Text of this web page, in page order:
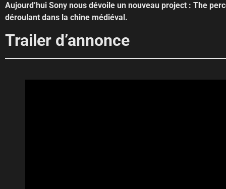
Aujourd’hui Sony nous dévoile un nouveau project : The
déroulant dans la chine médiéval.
Trailer d’annonce